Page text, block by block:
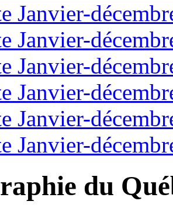
Janvier-
Janvier-
Janvier-
Janvier-
Janvier-
Janvier-
du